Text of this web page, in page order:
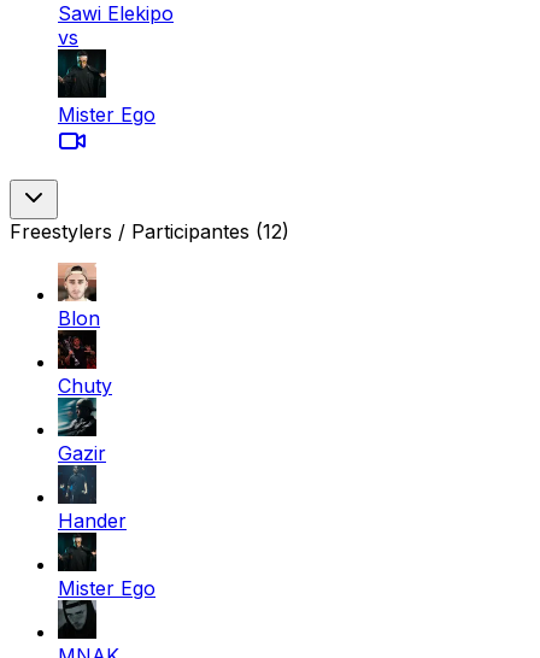
Sawi Elekipo
vs
Mister Ego
Freestylers / Participantes (12)
Blon
Chuty
Gazir
Hander
Mister Ego